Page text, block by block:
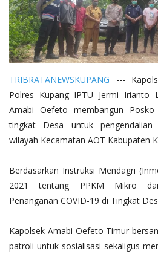
TRIBRATANEWSKUPANG ---
Polres Kupang IPTU Jermi Irianto
Amabi Oefeto membangun
tingkat Desa untuk pengendalian
wilayah Kecamatan AOT Kabupaten
Berdasarkan Instruksi Mendagri
2021 tentang PPKM Mikro
Penanganan COVID-19 di Tingkat
Kapolsek Amabi Oefeto Timur
patroli untuk sosialisasi sekaligus